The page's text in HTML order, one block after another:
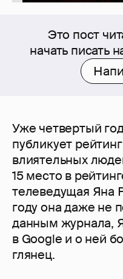
Это пост
начать писать
Уже четвертый
публикует
влиятельных
15 место в
телеведущая Яна
году она даже не
данным журнала,
в Google и о ней
глянец.